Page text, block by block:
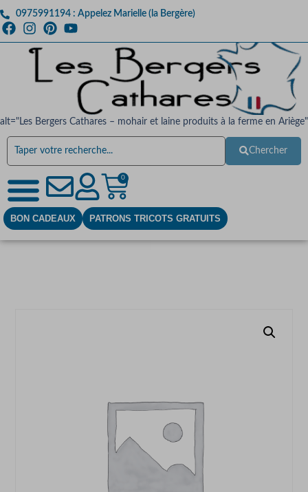
0975991194 : Appelez Marielle (la Bergère)
alt="Les Bergers Cathares – mohair et laine produits à la ferme en Ariège"
Chercher
0
BON CADEAUX PATRONS TRICOTS GRATUITS